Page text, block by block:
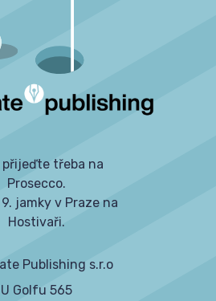
přijeďte třeba na
Prosecco.
jamky v Praze na
Hostivaři.
Publishing s.r.o
U Golfu 565